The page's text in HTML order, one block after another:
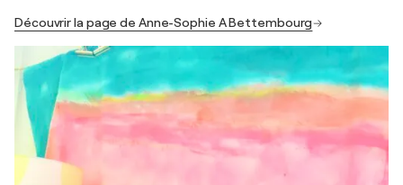
Découvrir la page de Anne-Sophie A Bettembourg